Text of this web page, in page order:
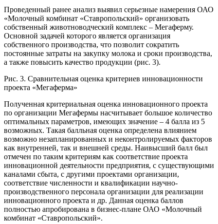
Проведенный ранее анализ выявил серьезные намерения ОАО
«Молочный комбинат «Ставропольский» организовать
собственный животноводческий комплекс – Мегаферму.
Основной задачей которого является организация
собственного производства, что позволит сократить
постоянные затраты на закупку молока и сроки производства,
а также повысить качество продукции (рис. 3).
Рис. 3. Сравнительная оценка критериев инновационности
проекта «Мегаферма»
Полученная критериальная оценка инновационного проекта
по организации Мегафермы насчитывает большое количество
оптимальных параметров, имеющих значение – 4 балла из 5
возможных. Такая балльная оценка определена влиянием
возможно незапланированных и неконтролируемых факторов
как внутренней, так и внешней среды. Наивысший балл был
отмечен по таким критериям как соответствие проекта
инновационной деятельности предприятия, с существующими
каналами сбыта, с другими проектами организации,
соответствие численности и квалификации научно-
производственного персонала организации для реализации
инновационного проекта и др. Данная оценка баллов
полностью апробирована в бизнес-плане ОАО «Молочный
комбинат «Ставропольский».